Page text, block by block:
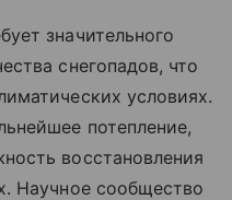
значительного
снегопадов, что
условиях.
потепление,
восстановления
Научное сообщество